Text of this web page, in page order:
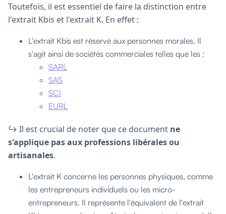
Toutefois, il est essentiel de faire la distinction entre
l'extrait Kbis et l'extrait K. En effet :
L'extrait Kbis est réservé aux personnes morales. Il
s'agit ainsi de sociétés commerciales telles que les :
SARL
SAS
SCI
EURL
↪︎ Il est crucial de noter que ce document ne
s'applique pas aux professions libérales ou
artisanales.
L'extrait K concerne les personnes physiques, comme
les entrepreneurs individuels ou les micro-
entrepreneurs. Il représente l'équivalent de l'extrait